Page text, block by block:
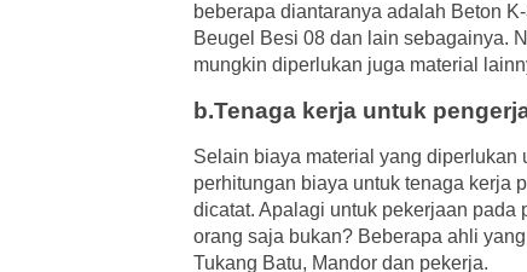
beberapa diantaranya adalah Beton
Beugel Besi 08 dan lain sebagainya.
mungkin diperlukan juga material
b.Tenaga kerja untuk
Selain biaya material yang diperlukan
perhitungan biaya untuk tenaga kerja
dicatat. Apalagi untuk pekerjaan pada
orang saja bukan? Beberapa ahli
Tukang Batu, Mandor dan pekerja.